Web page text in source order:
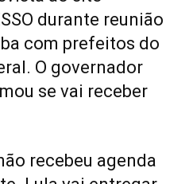
durante reunião
com prefeitos do
O governador
se vai receber
recebeu agenda